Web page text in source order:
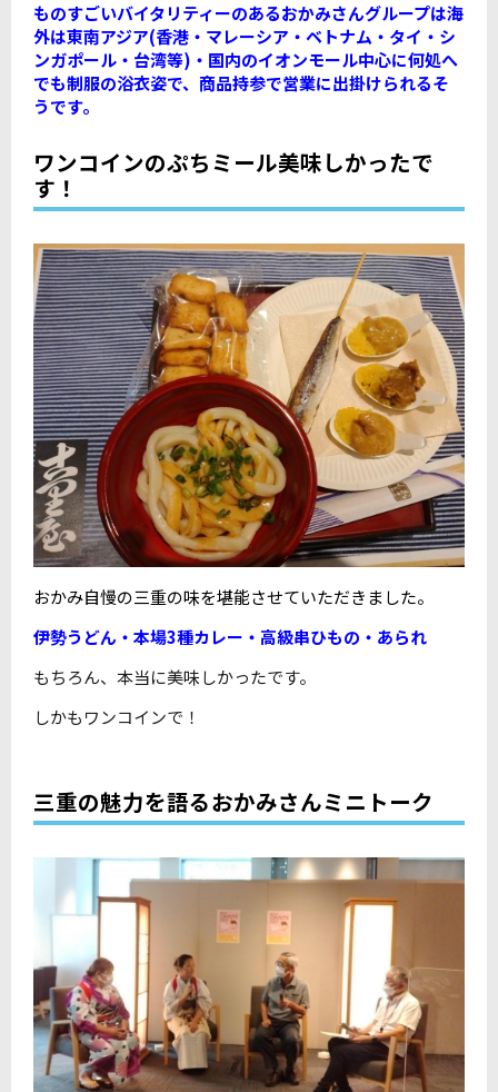
ものすごいバイタリティーのあるおかみさんグループは海
外は東南アジア(香港・マレーシア・ベトナム・タイ・シ
ンガポール・台湾等)・国内のイオンモール中心に何処へ
でも制服の浴衣姿で、商品持参で営業に出掛けられるそ
うです。
ワンコインのぷちミール美味しかったで
す！
おかみ自慢の三重の味を堪能させていただきました。
伊勢うどん・本場3種カレー・高級串ひもの・あられ
もちろん、本当に美味しかったです。
しかもワンコインで！
三重の魅力を語るおかみさんミニトーク